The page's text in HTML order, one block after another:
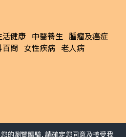
活健康 中醫養生 腫瘤及癌症
百問 女性疾病 老人病
的瀏覽體驗, 請確定您同意及接受我